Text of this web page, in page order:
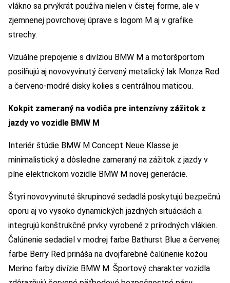
vlákno sa prvýkrát používa nielen v čistej forme, ale v
zjemnenej povrchovej úprave s logom M aj v grafike
strechy.
Vizuálne prepojenie s divíziou BMW M a motoršportom
posilňujú aj novovyvinutý červený metalický lak Monza Red
a červeno-modré disky kolies s centrálnou maticou.
Kokpit zameraný na vodiča pre intenzívny zážitok z
jazdy vo vozidle BMW M
Interiér štúdie BMW M Concept Neue Klasse je
minimalistický a dôsledne zameraný na zážitok z jazdy v
plne elektrickom vozidle BMW M novej generácie.
Štyri novovyvinuté škrupinové sedadlá poskytujú bezpečnú
oporu aj vo vysoko dynamických jazdných situáciách a
integrujú konštrukčné prvky vyrobené z prírodných vlákien.
Čalúnenie sedadiel v modrej farbe Bathurst Blue a červenej
farbe Berry Red prináša na dvojfarebné čalúnenie kožou
Merino farby divízie BMW M. Športový charakter vozidla